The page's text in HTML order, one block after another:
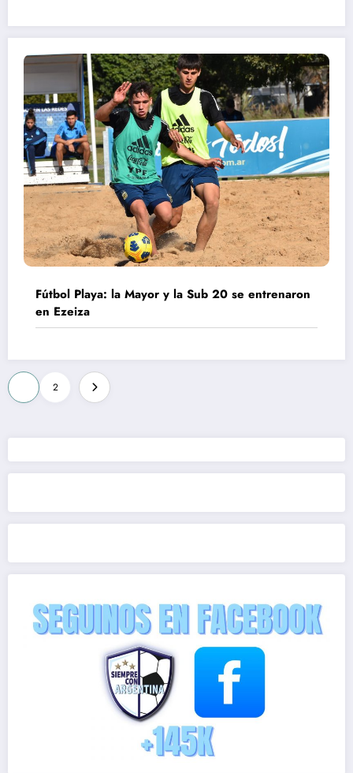
Fútbol Playa: la Mayor y la Sub 20 se entrenaron
en Ezeiza
Paginación
de
entradas
2